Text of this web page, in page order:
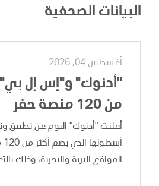
البيانات الصحفية
أغسطس 04, 2026
"أدنوك" و"إس إل بي"
من 120 منصة حفر
المواقع البرية والبحرية، وذلك